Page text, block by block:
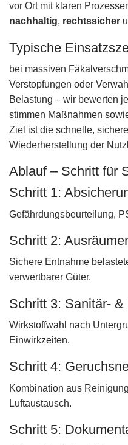
vor Ort mit klaren
nachhaltig, rechtssicher
Typische
bei massiven
Verstopfungen oder
Belastung – wir bewerten
stimmen Maßnahmen
Ziel ist die schnelle,
Wiederherstellung der
Ablauf – Schritt für
Schritt 1:
Gefährdungsbeurteilung,
Schritt 2:
Sichere Entnahme
verwertbarer Güter.
Schritt 3: Sanitär-
Wirkstoffwahl nach
Einwirkzeiten.
Schritt 4:
Kombination aus
Luftaustausch.
Schritt 5: